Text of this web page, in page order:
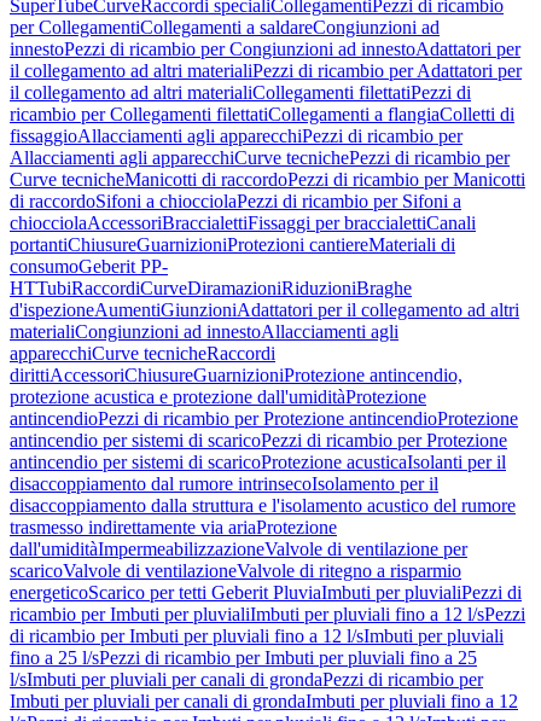
SuperTubeCurveRaccordi specialiCollegamentiPezzi di ricambio
per CollegamentiCollegamenti a saldareCongiunzioni ad
innestoPezzi di ricambio per Congiunzioni ad innestoAdattatori per
il collegamento ad altri materialiPezzi di ricambio per Adattatori per
il collegamento ad altri materialiCollegamenti filettatiPezzi di
ricambio per Collegamenti filettatiCollegamenti a flangiaColletti di
fissaggioAllacciamenti agli apparecchiPezzi di ricambio per
Allacciamenti agli apparecchiCurve tecnichePezzi di ricambio per
Curve tecnicheManicotti di raccordoPezzi di ricambio per Manicotti
di raccordoSifoni a chiocciolaPezzi di ricambio per Sifoni a
chiocciolaAccessoriBraccialettiFissaggi per braccialettiCanali
portantiChiusureGuarnizioniProtezioni cantiereMateriali di
consumoGeberit PP-
HTTubiRaccordiCurveDiramazioniRiduzioniBraghe
d'ispezioneAumentiGiunzioniAdattatori per il collegamento ad altri
materialiCongiunzioni ad innestoAllacciamenti agli
apparecchiCurve tecnicheRaccordi
dirittiAccessoriChiusureGuarnizioniProtezione antincendio,
protezione acustica e protezione dall'umiditàProtezione
antincendioPezzi di ricambio per Protezione antincendioProtezione
antincendio per sistemi di scaricoPezzi di ricambio per Protezione
antincendio per sistemi di scaricoProtezione acusticaIsolanti per il
disaccoppiamento dal rumore intrinsecoIsolamento per il
disaccoppiamento dalla struttura e l'isolamento acustico del rumore
trasmesso indirettamente via ariaProtezione
dall'umiditàImpermeabilizzazioneValvole di ventilazione per
scaricoValvole di ventilazioneValvole di ritegno a risparmio
energeticoScarico per tetti Geberit PluviaImbuti per pluvialiPezzi di
ricambio per Imbuti per pluvialiImbuti per pluviali fino a 12 l/sPezzi
di ricambio per Imbuti per pluviali fino a 12 l/sImbuti per pluviali
fino a 25 l/sPezzi di ricambio per Imbuti per pluviali fino a 25
l/sImbuti per pluviali per canali di grondaPezzi di ricambio per
Imbuti per pluviali per canali di grondaImbuti per pluviali fino a 12